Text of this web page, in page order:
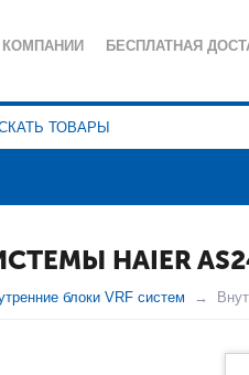
БЕСПЛАТНАЯ
HAIER
блоки VRF систем